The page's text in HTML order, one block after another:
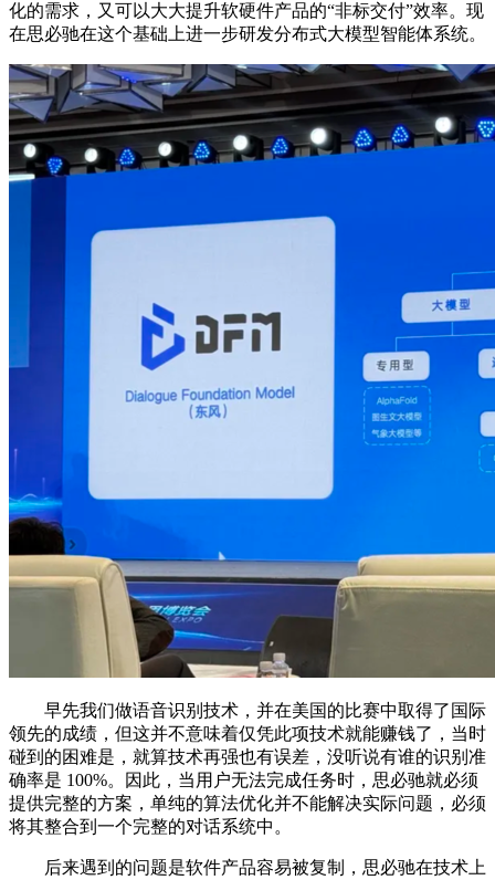
化的需求，又可以大大提升软硬件产品的“非标交付”效率。现
在思必驰在这个基础上进一步研发分布式大模型智能体系统。
早先我们做语音识别技术，并在美国的比赛中取得了国际
领先的成绩，但这并不意味着仅凭此项技术就能赚钱了，当时
碰到的困难是，就算技术再强也有误差，没听说有谁的识别准
确率是 100%。因此，当用户无法完成任务时，思必驰就必须
提供完整的方案，单纯的算法优化并不能解决实际问题，必须
将其整合到一个完整的对话系统中。
后来遇到的问题是软件产品容易被复制，思必驰在技术上